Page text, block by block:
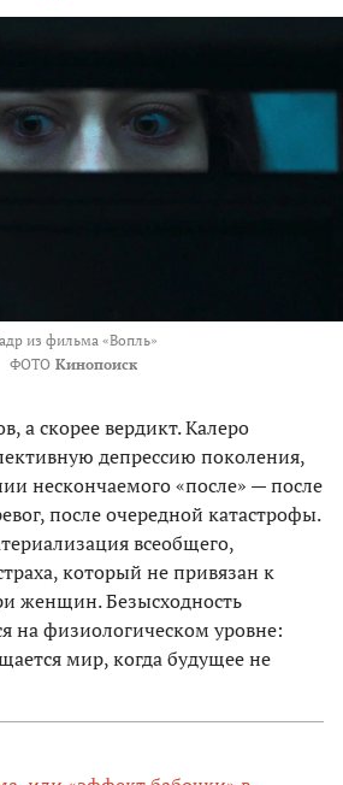
из фильма «Вопль»
ФОТО Кинопоиск
а скорее вердикт. Калеро
депрессию поколения,
нескончаемого «после» — после
после очередной катастрофы.
всеобщего,
который не привязан к
женщин. Безысходность
на физиологическом уровне:
мир, когда будущее не